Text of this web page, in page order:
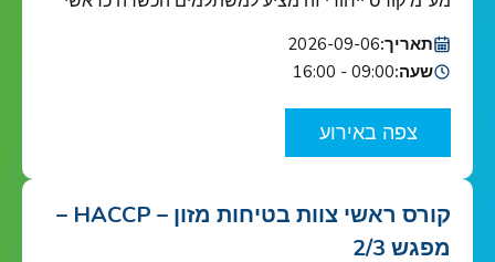
22000 הקורס מוכר ע"י האיגוד הישראלי לאיכות הקורס
מיועד לאנשי מפתח בתחום בטיחות המזון בארגונים
העוסקים בשרשרת אספקת המזון: מגדלי תוצרת
חקלאית, בתי אריזה, מפעלי עיבוד וייצור מזון ומשקאות,
תאריך:2026-09-06
שעה:09:00 - 16:00
צפה באירוע
קורס ראשי צוות בטיחות מזון – HACCP –
מפגש 2/3